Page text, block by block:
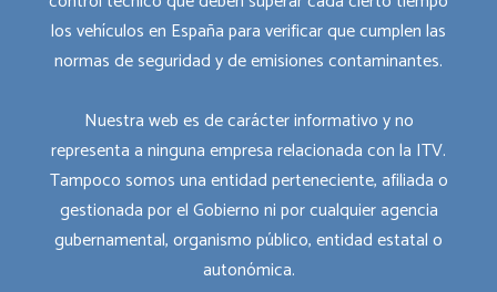
los vehículos en España para verificar que cumplen las
normas de seguridad y de emisiones contaminantes.
Nuestra web es de carácter informativo y no
representa a ninguna empresa relacionada con la ITV.
Tampoco somos una entidad perteneciente, afiliada o
gestionada por el Gobierno ni por cualquier agencia
gubernamental, organismo público, entidad estatal o
autonómica.